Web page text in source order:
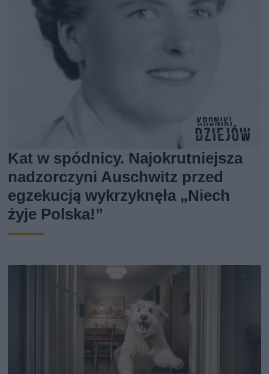
Kat w spódnicy. Najokrutniejsza
nadzorczyni Auschwitz przed
egzekucją wykrzyknęła „Niech
żyje Polska!”